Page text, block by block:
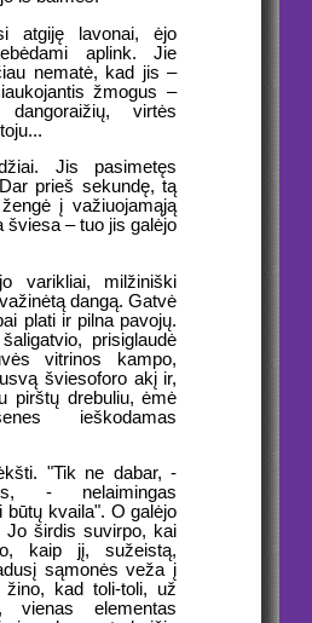
atgiję lavonai, ėjo
aplink. Jie
nematė, kad jis –
žmogus –
virtės
Jis pasimetęs
prieš sekundę, tą
į važiuojamąją
šviesa – tuo jis galėjo
varikliai, milžiniški
dangą. Gatvė
plati ir pilna pavojų.
prisiglaudė
vitrinos kampo,
šviesoforo akį ir,
pirštų drebuliu, ėmė
ieškodamas
"Tik ne dabar, -
- nelaimingas
būtų kvaila". O galėjo
Jo širdis suvirpo, kai
kaip jį, sužeistą,
sąmonės veža į
žino, kad toli-toli, už
vienas elementas